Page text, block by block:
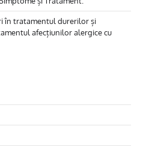
în tratamentul durerilor și
afecțiunilor alergice cu